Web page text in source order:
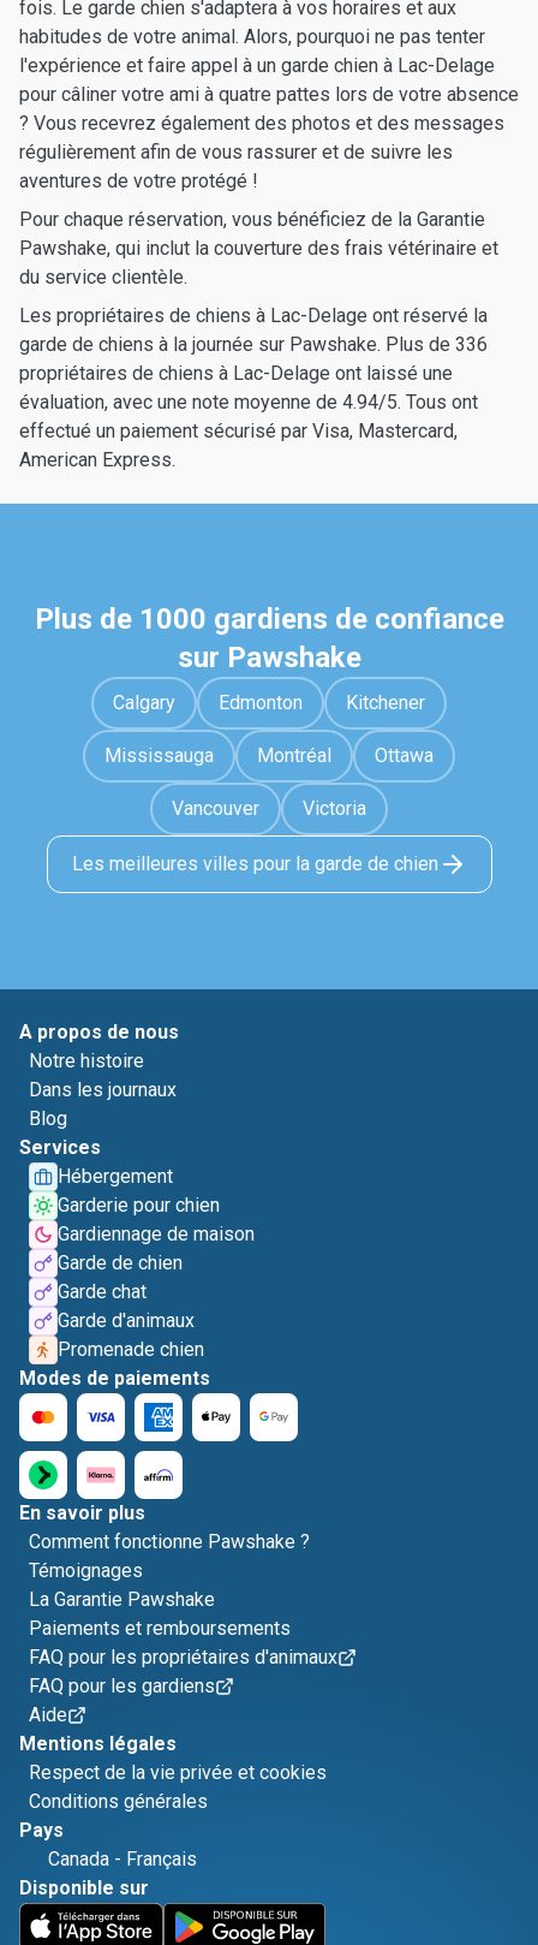
fois. Le garde chien s'adaptera à vos horaires et aux
habitudes de votre animal. Alors, pourquoi ne pas tenter
l'expérience et faire appel à un garde chien à Lac-Delage
pour câliner votre ami à quatre pattes lors de votre absence
? Vous recevrez également des photos et des messages
régulièrement afin de vous rassurer et de suivre les
aventures de votre protégé !
Pour chaque réservation, vous bénéficiez de la Garantie
Pawshake, qui inclut la couverture des frais vétérinaire et
du service clientèle.
Les propriétaires de chiens à Lac-Delage ont réservé la
garde de chiens à la journée sur Pawshake. Plus de 336
propriétaires de chiens à Lac-Delage ont laissé une
évaluation, avec une note moyenne de 4.94/5. Tous ont
effectué un paiement sécurisé par Visa, Mastercard,
American Express.
Plus de 1000 gardiens de confiance
sur Pawshake
Calgary Edmonton Kitchener
Mississauga Montréal Ottawa
Vancouver Victoria
Les meilleures villes pour la garde de chien
A propos de nous
Notre histoire
Dans les journaux
Blog
Services
Hébergement
Garderie pour chien
Gardiennage de maison
Garde de chien
Garde chat
Garde d'animaux
Promenade chien
Modes de paiements
En savoir plus
Comment fonctionne Pawshake ?
Témoignages
La Garantie Pawshake
Paiements et remboursements
FAQ pour les propriétaires d'animaux
FAQ pour les gardiens
Aide
Mentions légales
Respect de la vie privée et cookies
Conditions générales
Pays
Canada - Français
Disponible sur